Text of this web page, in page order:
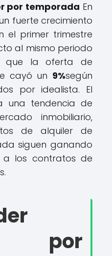
por temporada En
fuerte crecimiento
el primer trimestre
al mismo periodo
que la oferta de
cayó un 9%según
por idealista. El
una tendencia de
inmobiliario,
de alquiler de
siguen ganando
a los contratos de
por